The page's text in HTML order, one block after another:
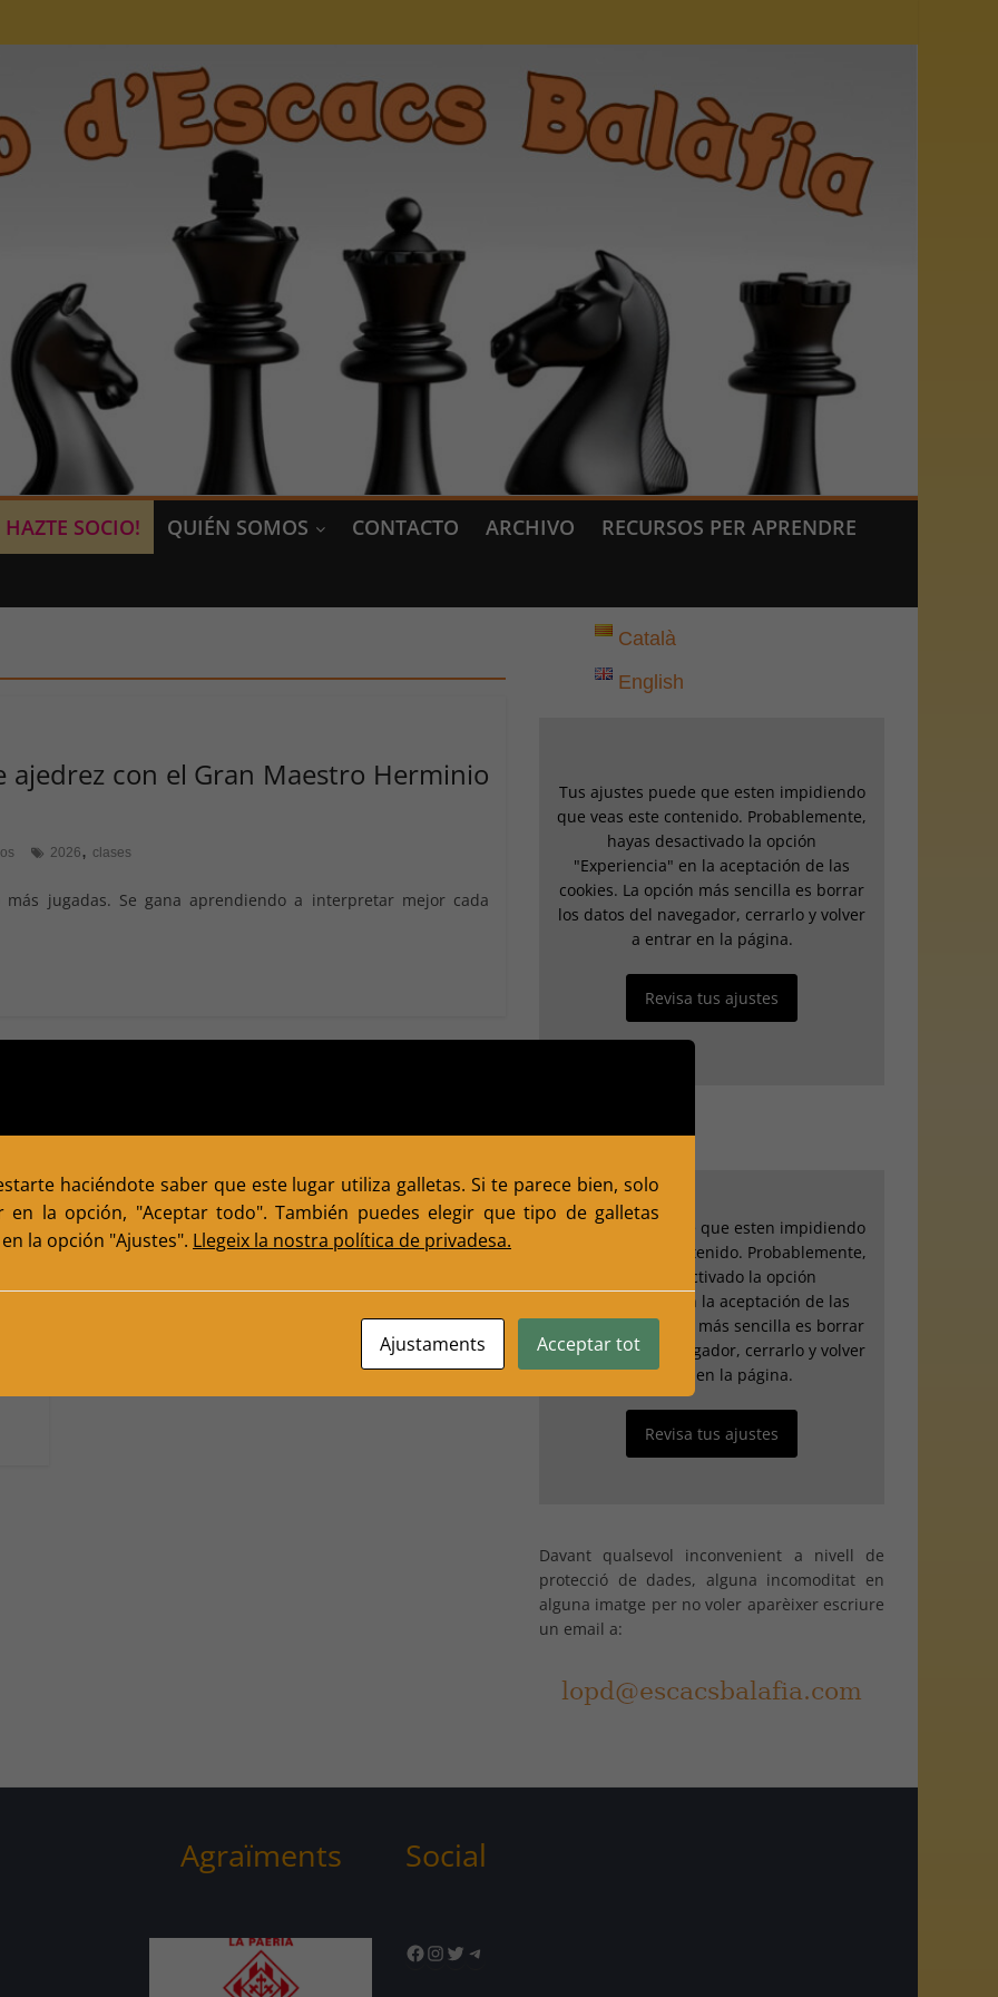
HAZTE SOCIO! QUIÉN SOMOS CONTACTO ARCHIVO
RECURSOS PER APRENDRE
ajedrez con el Gran Maestro Herminio
2026, clases
jugadas. Se gana aprendiendo a interpretar mejor cada
0
Català
English
Tus ajustes puede que esten impidiendo
que veas este contenido. Probablemente,
hayas desactivado la opción
"Experiencia" en la aceptación de las
cookies. La opción más sencilla es borrar
los datos del navegador, cerrarlo y volver
a entrar en la página.
Revisa tus ajustes
Tus ajustes puede que esten impidiendo
que veas este contenido. Probablemente,
hayas desactivado la opción
"Experiencia" en la aceptación de las
cookies. La opción más sencilla es borrar
los datos del navegador, cerrarlo y volver
a entrar en la página.
Revisa tus ajustes
Davant qualsevol inconvenient a nivell de
protecció de dades, alguna incomoditat en
alguna imatge per no voler aparèixer escriure
un email a:
Agraïments Social
Facebook
Instagram
TwitterTelegram
haciéndote saber que este lugar utiliza galletas. Si te parece bien, solo
en la opción, "Aceptar todo". También puedes elegir que tipo de galletas
la opción "Ajustes". Llegeix la nostra política de privadesa.
Ajustaments Acceptar tot